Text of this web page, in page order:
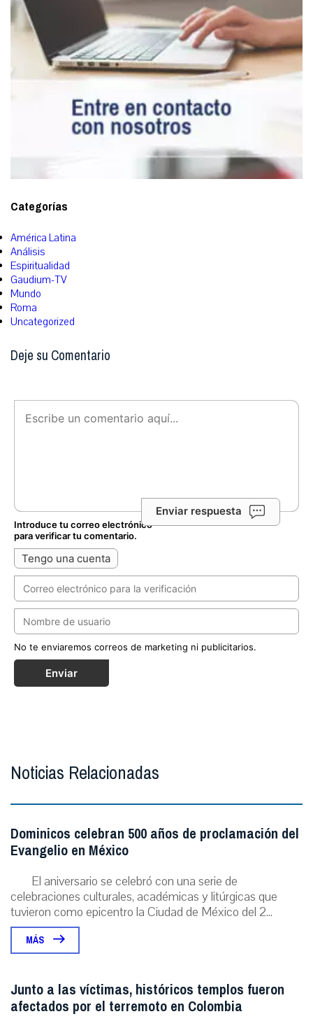
Categorías
América Latina
Análisis
Espiritualidad
Gaudium-TV
Mundo
Roma
Uncategorized
Deje su Comentario
Enviar respuesta
Introduce tu correo electrónico
para verificar tu comentario.
Tengo una cuenta
No te enviaremos correos de marketing ni publicitarios.
Enviar
Noticias Relacionadas
Dominicos celebran 500 años de proclamación del
Evangelio en México
El aniversario se celebró con una serie de
celebraciones culturales, académicas y litúrgicas que
tuvieron como epicentro la Ciudad de México del 2...
MÁS
Junto a las víctimas, históricos templos fueron
afectados por el terremoto en Colombia